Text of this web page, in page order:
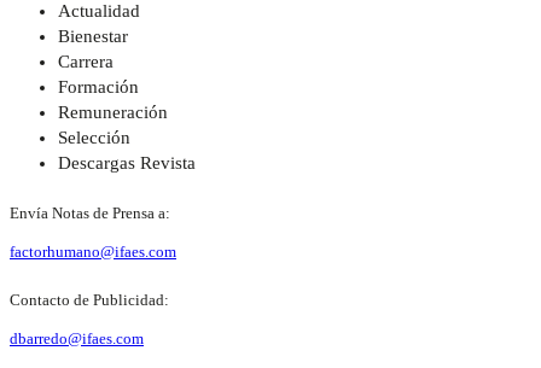
Actualidad
Bienestar
Carrera
Formación
Remuneración
Selección
Descargas Revista
Envía Notas de Prensa a:
factorhumano@ifaes.com
Contacto de Publicidad:
dbarredo@ifaes.com